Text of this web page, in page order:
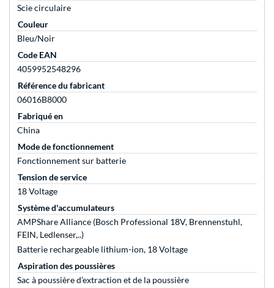
Scie circulaire
Couleur
Bleu/Noir
Code EAN
4059952548296
Référence du fabricant
06016B8000
Fabriqué en
China
Mode de fonctionnement
Fonctionnement sur batterie
Tension de service
18 Voltage
Système d'accumulateurs
AMPShare Alliance (Bosch Professional 18V, Brennenstuhl,
FEIN, Ledlenser,..)
Batterie rechargeable lithium-ion, 18 Voltage
Aspiration des poussières
Sac à poussière d’extraction et de la poussière